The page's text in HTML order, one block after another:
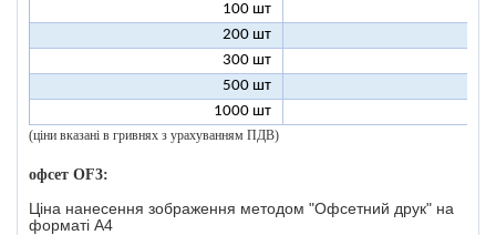
100 шт
200 шт
300 шт
500 шт
1000 шт
(ціни вказані в гривнях з урахуванням ПДВ)
офсет OF3:
Ціна нанесення зображення методом "Офсетний друк" на
форматі A4